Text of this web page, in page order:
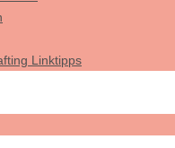
Linktipps